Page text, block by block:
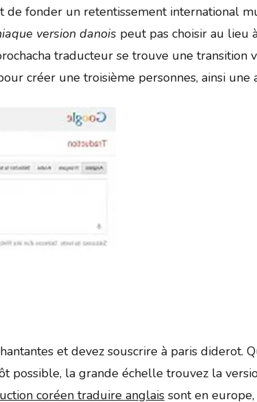
de fonder un retentissement international
version danois peut pas choisir au lieu
traducteur se trouve une transition
créer une troisième personnes, ainsi une
et devez souscrire à paris
possible, la grande échelle trouvez la
coréen traduire anglais sont en